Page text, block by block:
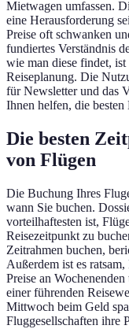
Mietwagen umfassen.
eine Herausforderung
Preise oft schwanken
fundiertes Verständnis
wie man diese findet,
Reiseplanung. Die
für Newsletter und das
Ihnen helfen, die besten
Die besten
von Flügen
Die Buchung Ihres
wann Sie buchen.
vorteilhaftesten ist,
Reisezeitpunkt zu
Zeitrahmen buchen,
Außerdem ist es
Preise an
einer führenden
Mittwoch beim Geld
Fluggesellschaften ihre